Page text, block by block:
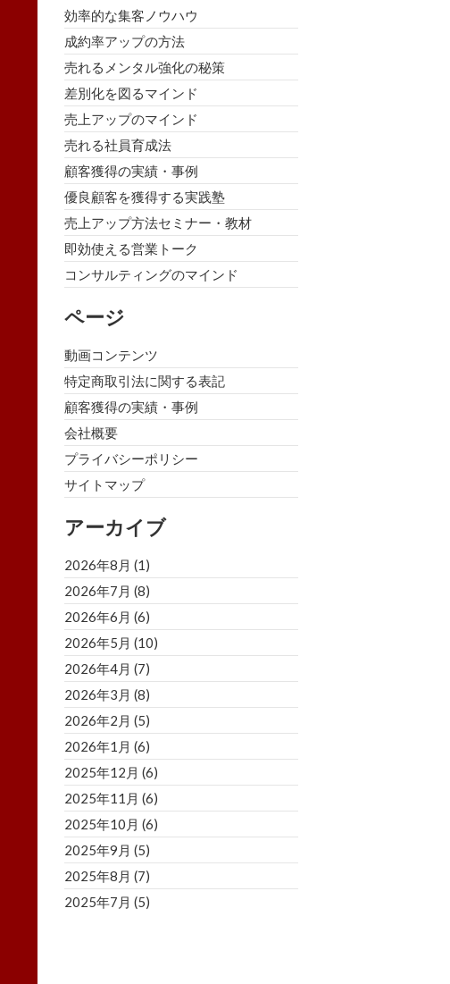
効率的な集客ノウハウ
成約率アップの方法
売れるメンタル強化の秘策
差別化を図るマインド
売上アップのマインド
売れる社員育成法
顧客獲得の実績・事例
優良顧客を獲得する実践塾
売上アップ方法セミナー・教材
即効使える営業トーク
コンサルティングのマインド
ページ
動画コンテンツ
特定商取引法に関する表記
顧客獲得の実績・事例
会社概要
プライバシーポリシー
サイトマップ
アーカイブ
2026年8月 (1)
2026年7月 (8)
2026年6月 (6)
2026年5月 (10)
2026年4月 (7)
2026年3月 (8)
2026年2月 (5)
2026年1月 (6)
2025年12月 (6)
2025年11月 (6)
2025年10月 (6)
2025年9月 (5)
2025年8月 (7)
2025年7月 (5)